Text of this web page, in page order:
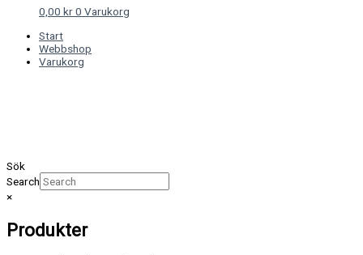
0,00 kr0 Varukorg
Start
Webbshop
Varukorg
Sök
Search
×
Produkter